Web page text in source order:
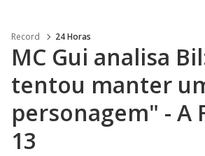
Record 24 Horas
MC Gui analisa
tentou manter
personagem" - A
13